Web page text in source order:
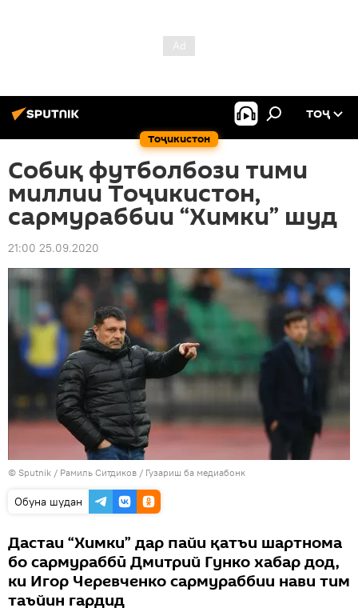
Тоҷикистон
ТОҶ
Cобиқ футболбози тими
миллии Тоҷикистон,
сармураббии “Химки” шуд
21:00 25.09.2020
© Sputnik / Рамиль Ситдиков / Гузариш ба медиабонк
Обуна шудан
Дастаи “Химки” дар пайи қатъи шартнома
бо сармураббӣ Дмитрий Гунко хабар дод,
ки Игор Черевченко сармураббии нави тим
таъйин гардид